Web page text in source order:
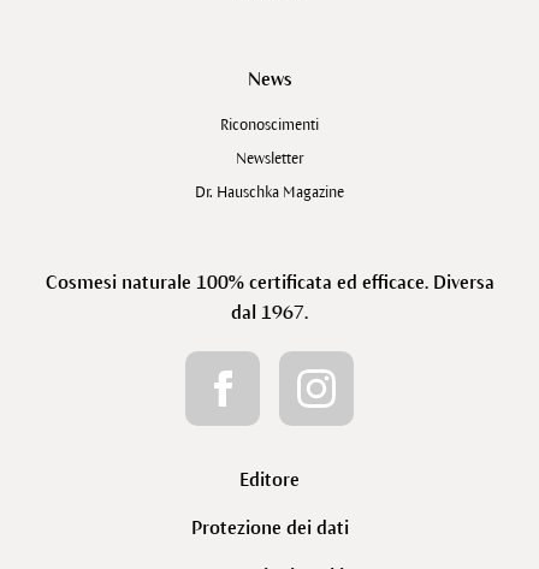
News
Riconoscimenti
Newsletter
Dr. Hauschka Magazine
Cosmesi naturale 100% certificata ed efficace. Diversa
dal 1967.
Editore
Protezione dei dati